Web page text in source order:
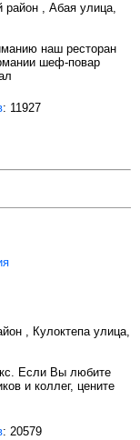
район , Абая улица,
наш ресторан
шеф-повар
: 11927
, Кулоктепа улица,
Если Вы любите
и коллег, цените
: 20579